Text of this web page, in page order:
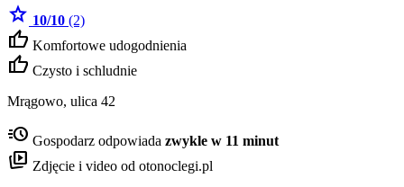
star 10/10 (2)
thumb_up Komfortowe udogodnienia
thumb_up Czysto i schludnie
Mrągowo, ulica 42
acute Gospodarz odpowiada zwykle w 11 minut
animated_images Zdjęcie i video od otonoclegi.pl